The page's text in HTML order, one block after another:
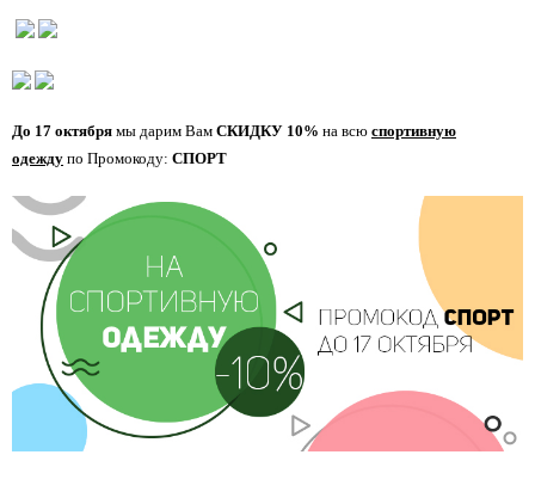
До 17 октября мы дарим Вам СКИДКУ 10% на всю спортивную
одежду по Промокоду: СПОРТ